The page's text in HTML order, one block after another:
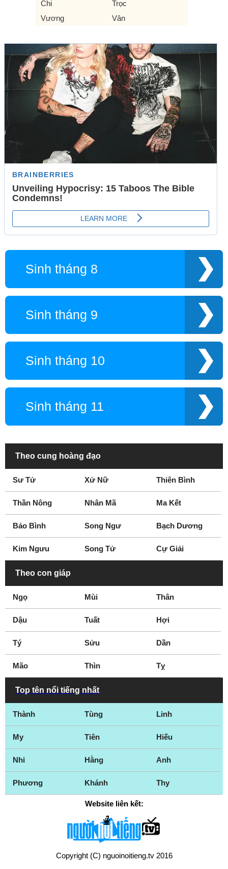
Chi
Trọc
Vương
Vân
Sinh tháng 8
Sinh tháng 9
Sinh tháng 10
Sinh tháng 11
Theo cung hoàng đạo
Sư Tử Xử Nữ Thiên Bình
Thần Nông Nhân Mã Ma Kết
Bảo Bình Song Ngư Bạch Dương
Kim Ngưu Song Tử Cự Giải
Theo con giáp
Ngọ Mùi Thân
Dậu Tuất Hợi
Tý Sửu Dần
Mão Thìn Tỵ
Top tên nổi tiếng nhất
Thành Tùng Linh
My Tiên Hiếu
Nhi Hằng Anh
Phương Khánh Thy
Website liên kết:
Copyright (C) nguoinoitieng.tv 2016